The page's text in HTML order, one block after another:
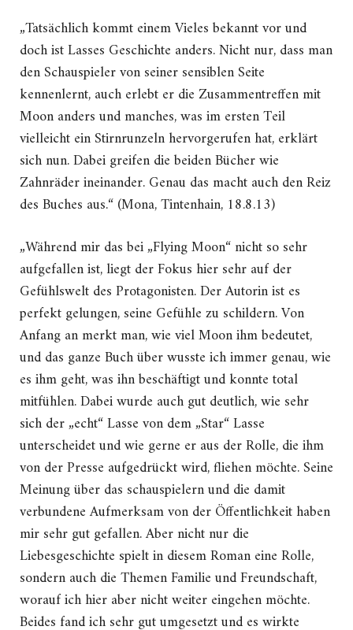
„Tatsächlich kommt einem Vieles bekannt vor und
doch ist Lasses Geschichte anders. Nicht nur, dass man
den Schauspieler von seiner sensiblen Seite
kennenlernt, auch erlebt er die Zusammentreffen mit
Moon anders und manches, was im ersten Teil
vielleicht ein Stirnrunzeln hervorgerufen hat, erklärt
sich nun. Dabei greifen die beiden Bücher wie
Zahnräder ineinander. Genau das macht auch den Reiz
des Buches aus.“ (Mona, Tintenhain, 18.8.13)
„Während mir das bei „Flying Moon“ nicht so sehr
aufgefallen ist, liegt der Fokus hier sehr auf der
Gefühlswelt des Protagonisten. Der Autorin ist es
perfekt gelungen, seine Gefühle zu schildern. Von
Anfang an merkt man, wie viel Moon ihm bedeutet,
und das ganze Buch über wusste ich immer genau, wie
es ihm geht, was ihn beschäftigt und konnte total
mitfühlen. Dabei wurde auch gut deutlich, wie sehr
sich der „echt“ Lasse von dem „Star“ Lasse
unterscheidet und wie gerne er aus der Rolle, die ihm
von der Presse aufgedrückt wird, fliehen möchte. Seine
Meinung über das schauspielern und die damit
verbundene Aufmerksam von der Öffentlichkeit haben
mir sehr gut gefallen. Aber nicht nur die
Liebesgeschichte spielt in diesem Roman eine Rolle,
sondern auch die Themen Familie und Freundschaft,
worauf ich hier aber nicht weiter eingehen möchte.
Beides fand ich sehr gut umgesetzt und es wirkte